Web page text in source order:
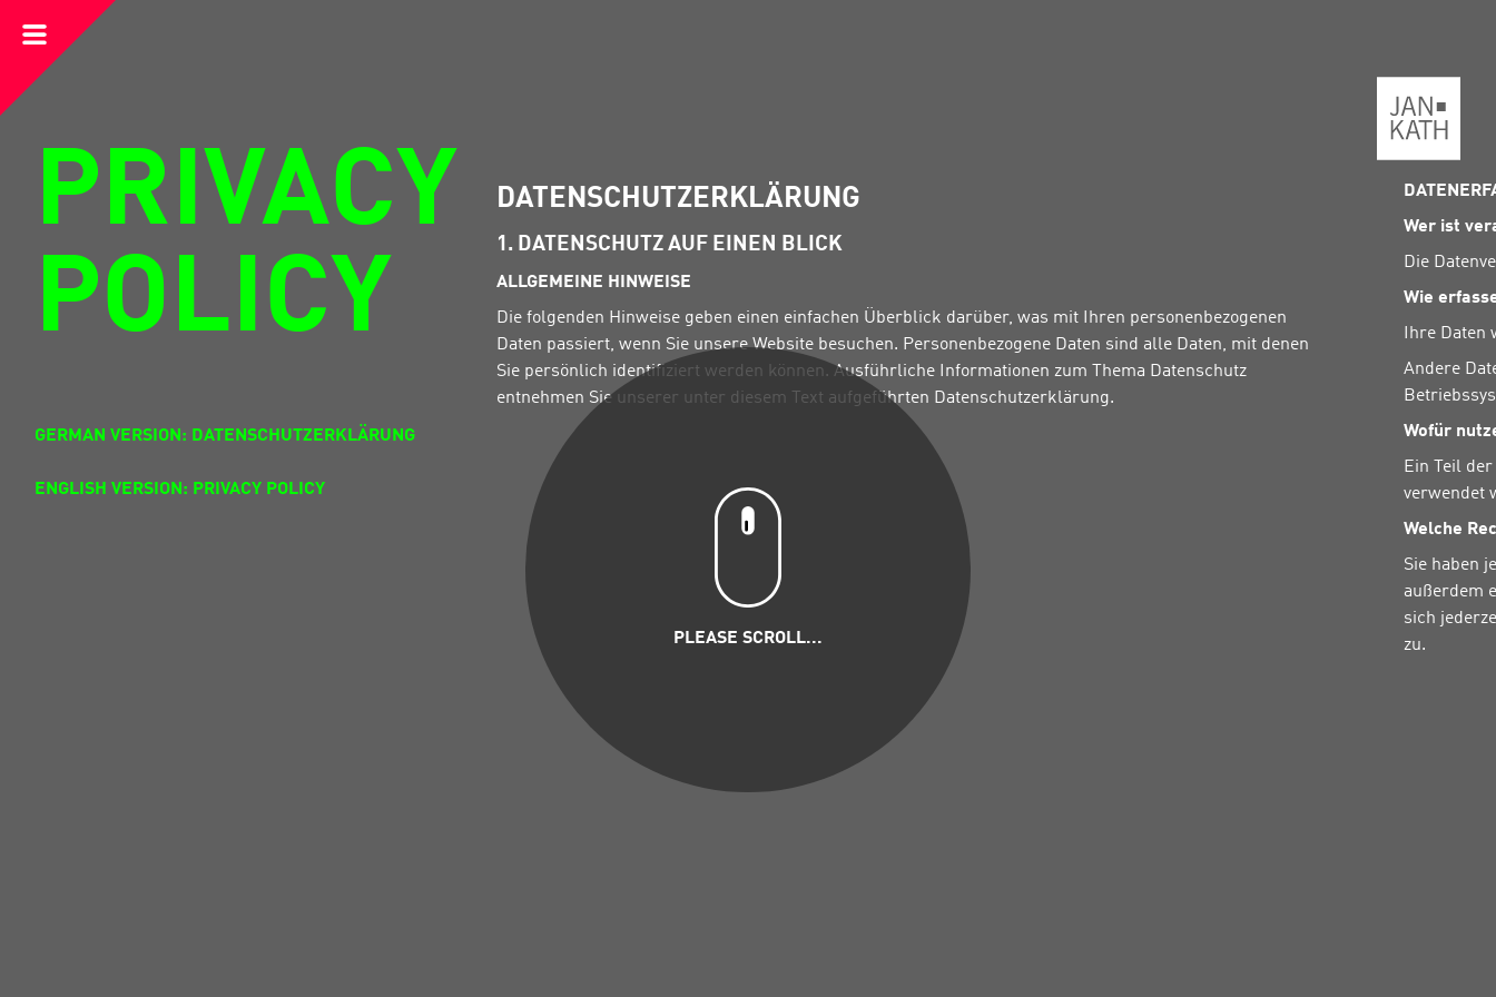
Homepage
Open
Menu
PLEASE SCROLL...
PRIVACY
POLICY
GERMAN VERSION: DATENSCHUTZERKLÄRUNG
ENGLISH VERSION: PRIVACY POLICY
DATENSCHUTZERKLÄRUNG
1. DATENSCHUTZ AUF EINEN BLICK
ALLGEMEINE HINWEISE
Die folgenden Hinweise geben einen einfachen Überblick darüber, was mit Ihren personenbezogenen
Daten passiert, wenn Sie unsere Website besuchen. Personenbezogene Daten sind alle Daten, mit denen
Sie persönlich identifiziert werden können. Ausführliche Informationen zum Thema Datenschutz
entnehmen Sie unserer unter diesem Text aufgeführten Datenschutzerklärung.
Wer ist
Die
Wie
Ihre
Andere
Wofür
Ein Teil
verwendet
Welche
Sie haben
außerdem
sich
zu.